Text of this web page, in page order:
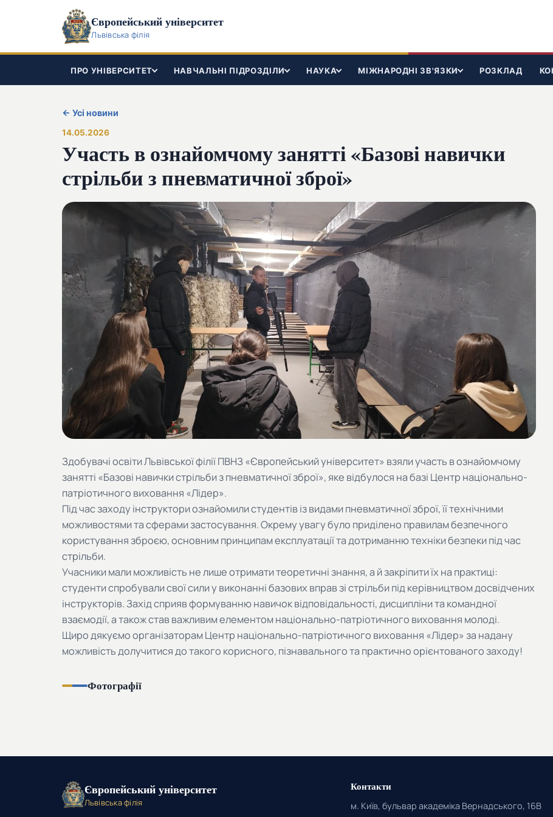
Європейський університет
Львівська філія
ПРО УНІВЕРСИТЕТ НАВЧАЛЬНІ ПІДРОЗДІЛИ НАУКА МІЖНАРОДНІ ЗВ'ЯЗКИ РОЗКЛАД
← Усі новини
14.05.2026
Участь в ознайомчому занятті «Базові навички
стрільби з пневматичної зброї»
Здобувачі освіти Львівської філії ПВНЗ «Європейський університет» взяли участь в ознайомчому
занятті «Базові навички стрільби з пневматичної зброї», яке відбулося на базі Центр національно-
патріотичного виховання «Лідер».
Під час заходу інструктори ознайомили студентів із видами пневматичної зброї, її технічними
можливостями та сферами застосування. Окрему увагу було приділено правилам безпечного
користування зброєю, основним принципам експлуатації та дотриманню техніки безпеки під час
стрільби.
Учасники мали можливість не лише отримати теоретичні знання, а й закріпити їх на практиці:
студенти спробували свої сили у виконанні базових вправ зі стрільби під керівництвом досвідчених
інструкторів. Захід сприяв формуванню навичок відповідальності, дисципліни та командної
взаємодії, а також став важливим елементом національно-патріотичного виховання молоді.
Щиро дякуємо організаторам Центр національно-патріотичного виховання «Лідер» за надану
можливість долучитися до такого корисного, пізнавального та практично орієнтованого заходу!
Фотографії
Європейський університет
Львівська філія
Контакти
м. Київ, бульвар академіка Вернадського, 16В